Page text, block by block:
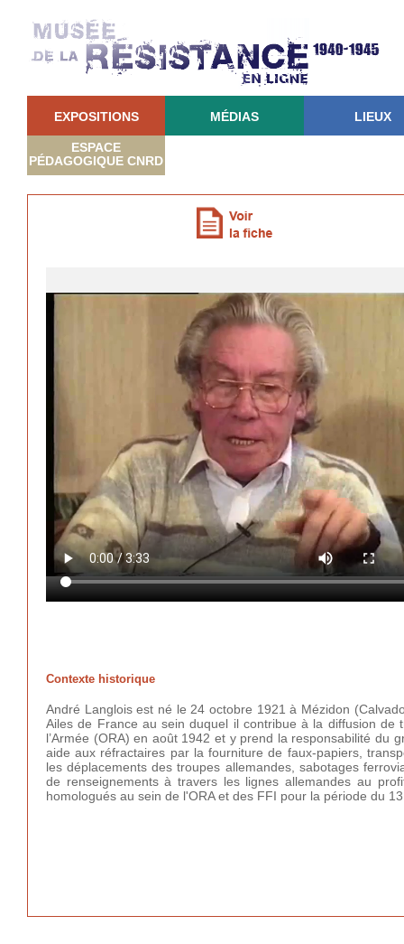
EXPOSITIONS MÉDIAS LIEUX
ESPACE
PÉDAGOGIQUE CNRD
Contexte historique
André Langlois est né le 24 octobre 1921 à Mézidon
Ailes de France au sein duquel il contribue à la diffusion de
l’Armée (ORA) en août 1942 et y prend la responsabilité du
aide aux réfractaires par la fourniture de faux-papiers,
les déplacements des troupes allemandes, sabotages
de renseignements à travers les lignes allemandes au
homologués au sein de l'ORA et des FFI pour la période du